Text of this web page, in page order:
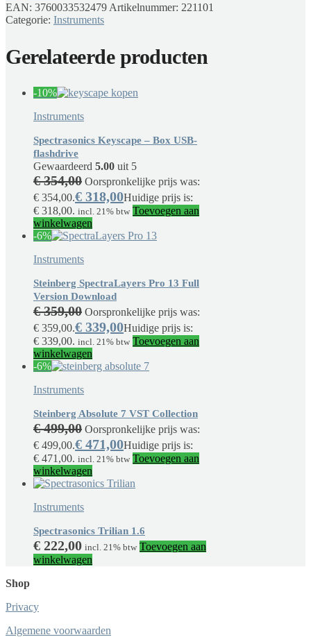
EAN: 3760033532479 Artikelnummer: 221101
Categorie: Instruments
Gerelateerde producten
-10%
Instruments
Spectrasonics Keyscape – Box USB-
flashdrive
Gewaardeerd 5.00 uit 5
€354,00 Oorspronkelijke prijs was:
€ 354,00.€ 318,00Huidige prijs is:
€ 318,00. incl. 21% btw Toevoegen aan
winkelwagen
-6%
Instruments
Steinberg SpectraLayers Pro 13 Full
Version Download
€359,00 Oorspronkelijke prijs was:
€ 359,00.€ 339,00Huidige prijs is:
€ 339,00. incl. 21% btw Toevoegen aan
winkelwagen
-6%
Instruments
Steinberg Absolute 7 VST Collection
€499,00 Oorspronkelijke prijs was:
€ 499,00.€ 471,00Huidige prijs is:
€ 471,00. incl. 21% btw Toevoegen aan
winkelwagen
Instruments
Spectrasonics Trilian 1.6
€ 222,00 incl. 21% btw Toevoegen aan
winkelwagen
Shop
Privacy
Algemene voorwaarden